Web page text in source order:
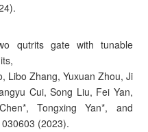
qutrits gate with tunable
Libo Zhang, Yuxuan Zhou, Ji
Cui, Song Liu, Fei Yan,
Tongxing Yan*, and
(2023).